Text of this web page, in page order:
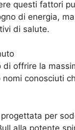
questi fattori
di energia,
di salute.
offrire la
conosciuti
per
alla potente